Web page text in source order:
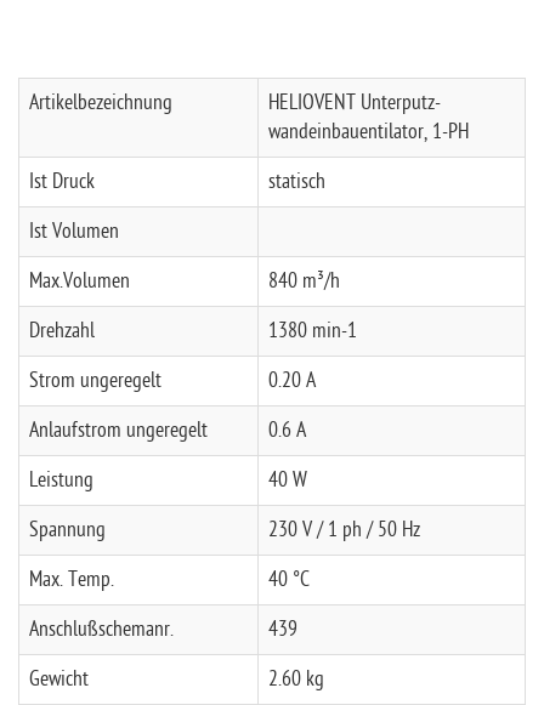
Artikelbezeichnung
HELIOVENT Unterputz-
wandeinbauentilator, 1-PH
Ist Druck statisch
Ist Volumen
Max.Volumen 840 m³/h
Drehzahl 1380 min-1
Strom ungeregelt 0.20 A
Anlaufstrom ungeregelt 0.6 A
Leistung 40 W
Spannung 230 V / 1 ph / 50 Hz
Max. Temp. 40 °C
Anschlußschemanr. 439
Gewicht 2.60 kg